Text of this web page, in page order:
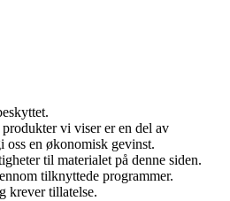
vi viser er en del av
oss en økonomisk gevinst.
til materialet på denne siden.
tilknyttede programmer.
krever tillatelse.